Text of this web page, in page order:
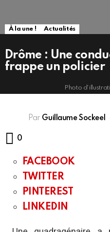
À la une ! Actualités
Drôme : Une
frappe un policier
Photo
Par Guillaume Sockeel
0
FACEBOOK
TWITTER
PINTEREST
LINKEDIN